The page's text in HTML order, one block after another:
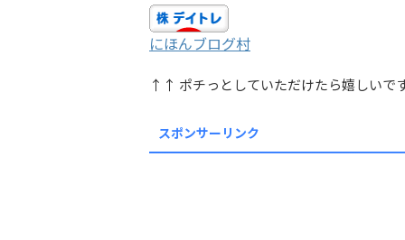
にほんブログ村
↑↑ ポチっとしていただけたら嬉しいで
スポンサーリンク